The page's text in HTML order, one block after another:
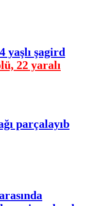
yaşlı şagird
22 yaralı
parçalayıb